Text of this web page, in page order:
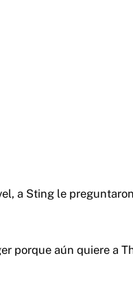
a Sting le
porque aún quiere a